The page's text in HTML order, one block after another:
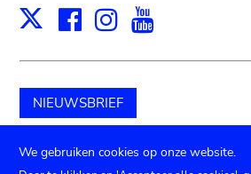
X Facebook
Instagram
NIEUWSBRIEF
Schenk aan het museum
We gebruiken cookies op onze website.